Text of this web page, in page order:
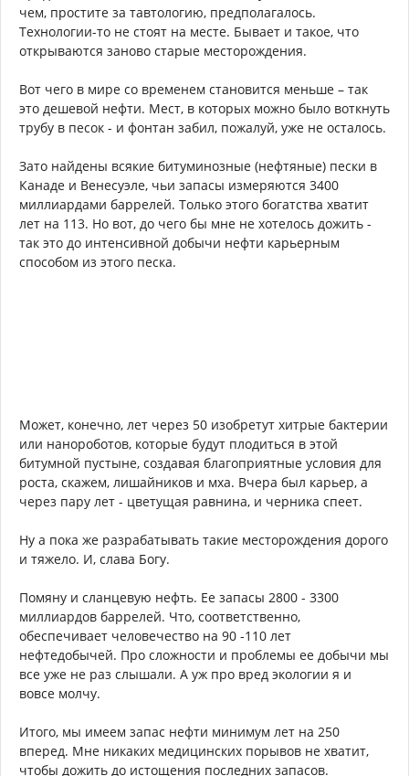
чем, простите за тавтологию, предполагалось.
Технологии-то не стоят на месте. Бывает и такое, что
открываются заново старые месторождения.
Вот чего в мире со временем становится меньше – так
это дешевой нефти. Мест, в которых можно было воткнуть
трубу в песок - и фонтан забил, пожалуй, уже не осталось.
Зато найдены всякие битуминозные (нефтяные) пески в
Канаде и Венесуэле, чьи запасы измеряются 3400
миллиардами баррелей. Только этого богатства хватит
лет на 113. Но вот, до чего бы мне не хотелось дожить -
так это до интенсивной добычи нефти карьерным
способом из этого песка.